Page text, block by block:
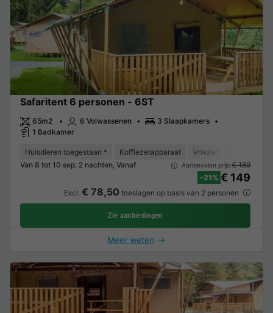
Safaritent 6 personen - 6ST
65m2 6 Volwassenen
3 Slaapkamers
1 Badkamer
Huisdieren toegestaan * Koffiezetapparaat Vriezer
Van 8 tot 10 sep, 2 nachten, Vanaf
Aanbevolen prijs:€ 189
-21% € 149
Excl. € 78,50 toeslagen op basis van 2 personen
Zie aanbiedingen
Meer weten